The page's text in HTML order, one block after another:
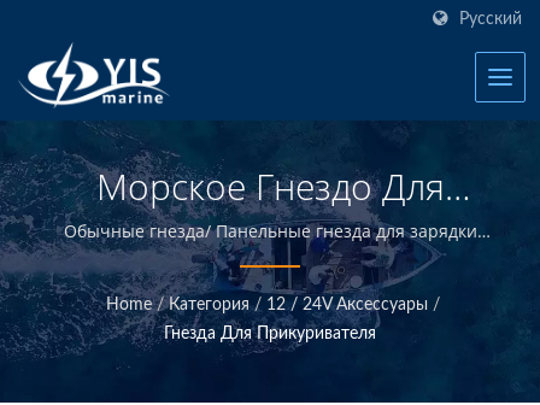
Русский
Морское Гнездо Для
Зажигалки - AS212 |
Блоки Предохранителей
Для Морской
Электротехники -
Обычные гнезда/ Панельные гнезда для зарядки
USB/ Поверхностные гнезда для зажигалок
CurvMount | Добро пожаловать в YIS Marine -
производителя морской электротехники в Тайване.
Home / Категория / 12 / 24V Аксессуары /
Гнезда Для Прикуривателя